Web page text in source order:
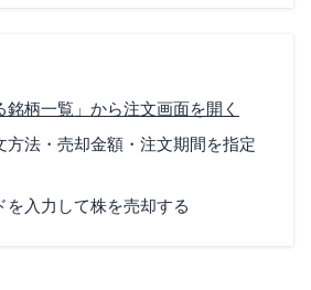
銘柄一覧」から注文画面を開く
方法・売却金額・注文期間を指定
を入力して株を売却する